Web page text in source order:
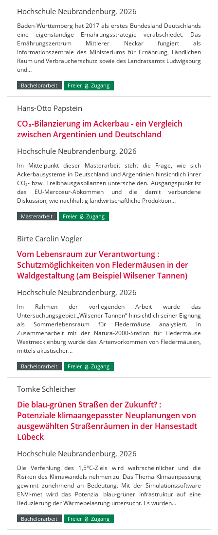
Hochschule Neubrandenburg, 2026
Baden-Württemberg hat 2017 als erstes Bundesland Deutschlands
eine eigenständige Ernährungsstrategie verabschiedet. Das
Ernährungszentrum Mittlerer Neckar fungiert als
Informationszentrale des Ministeriums für Ernährung, Ländlichen
Raum und Verbraucherschutz sowie des Landratsamts Ludwigsburg
und…
Bachelorarbeit Freier Zugang
Hans-Otto Papstein
CO₂-Bilanzierung im Ackerbau - ein Vergleich
zwischen Argentinien und Deutschland
Hochschule Neubrandenburg, 2026
Im Mittelpunkt dieser Masterarbeit steht die Frage, wie sich
Ackerbausysteme in Deutschland und Argentinien hinsichtlich ihrer
CO₂- bzw. Treibhausgasbilanzen unterscheiden. Ausgangspunkt ist
das EU-Mercosur-Abkommen und die damit verbundene
Diskussion, wie nachhaltig landwirtschaftliche Produktion…
Masterarbeit Freier Zugang
Birte Carolin Vogler
Vom Lebensraum zur Verantwortung :
Schutzmöglichkeiten von Fledermäusen in der
Waldgestaltung (am Beispiel Wilsener Tannen)
Hochschule Neubrandenburg, 2026
Im Rahmen der vorliegenden Arbeit wurde das
Untersuchungsgebiet „Wilsener Tannen“ hinsichtlich seiner Eignung
als Sommerlebensraum für Fledermäuse analysiert. In
Zusammenarbeit mit der Natura-2000-Station für Fledermäuse
Westmecklenburg wurde das Artenvorkommen von Fledermäusen,
mittels akustischer…
Bachelorarbeit Freier Zugang
Tomke Schleicher
Die blau-grünen Straßen der Zukunft? :
Potenziale klimaangepasster Neuplanungen von
ausgewählten Straßenräumen in der Hansestadt
Lübeck
Hochschule Neubrandenburg, 2026
Die Verfehlung des 1,5°C-Ziels wird wahrscheinlicher und die
Risiken des Klimawandels nehmen zu. Das Thema Klimaanpassung
gewinnt zunehmend an Bedeutung. Mit der Simulationssoftware
ENVI-met wird das Potenzial blau-grüner Infrastruktur auf eine
Reduzierung der Wärmebelastung untersucht. Es wurden…
Bachelorarbeit Freier Zugang